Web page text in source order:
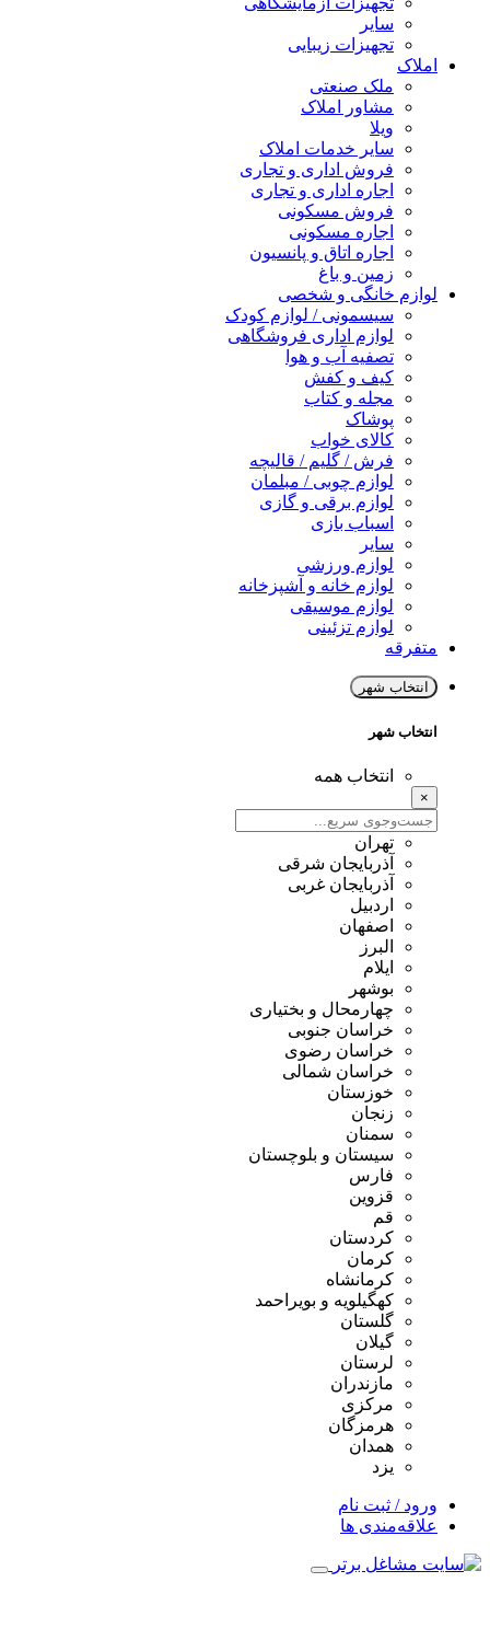
سایر
تجهیزات زیبایی
املاک
ملک صنعتی
مشاور املاک
ویلا
سایر خدمات املاک
فروش اداری و تجاری
اجاره اداری و تجاری
فروش مسکونی
اجاره مسکونی
اجاره اتاق و پانسیون
زمین و باغ
لوازم خانگی و شخصی
سیسمونی / لوازم کودک
لوازم اداری فروشگاهی
تصفیه آب و هوا
کیف و کفش
مجله و کتاب
پوشاک
کالای خواب
فرش / گلیم / قالیچه
لوازم چوبی / مبلمان
لوازم برقی و گازی
اسباب بازی
سایر
لوازم ورزشی
لوازم خانه و آشپزخانه
لوازم موسیقی
لوازم تزئینی
متفرقه
انتخاب شهر
انتخاب شهر
انتخاب همه
×
تهران
آذربایجان شرقی
آذربایجان غربی
اردبیل
اصفهان
البرز
ایلام
بوشهر
چهارمحال و بختیاری
خراسان جنوبی
خراسان رضوی
خراسان شمالی
خوزستان
زنجان
سمنان
سیستان و بلوچستان
فارس
قزوین
قم
کردستان
کرمان
کرمانشاه
کهگیلویه و بویراحمد
گلستان
گیلان
لرستان
مازندران
مرکزی
هرمزگان
همدان
یزد
ورود / ثبت نام
علاقه‌مندی ها